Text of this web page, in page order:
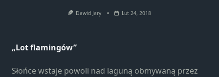
Dawid Jary Lut 24, 2018
„Lot flamingów”
Słońce wstaje powoli nad laguną obmywaną przez